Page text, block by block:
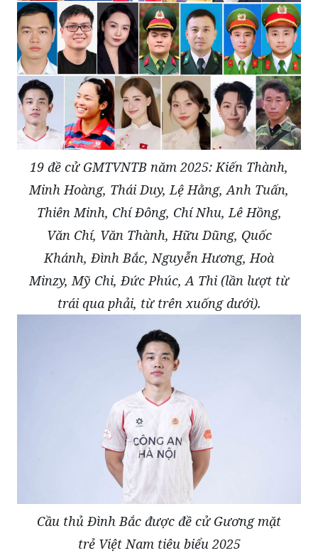
19 đề cử GMTVNTB năm 2025: Kiến Thành,
Minh Hoàng, Thái Duy, Lệ Hằng, Anh Tuấn,
Thiên Minh, Chí Đông, Chí Nhu, Lê Hồng,
Văn Chí, Văn Thành, Hữu Dũng, Quốc
Khánh, Đình Bắc, Nguyễn Hương, Hoà
Minzy, Mỹ Chi, Đức Phúc, A Thi (lần lượt từ
trái qua phải, từ trên xuống dưới).
Cầu thủ Đình Bắc được đề cử Gương mặt
trẻ Việt Nam tiêu biểu 2025